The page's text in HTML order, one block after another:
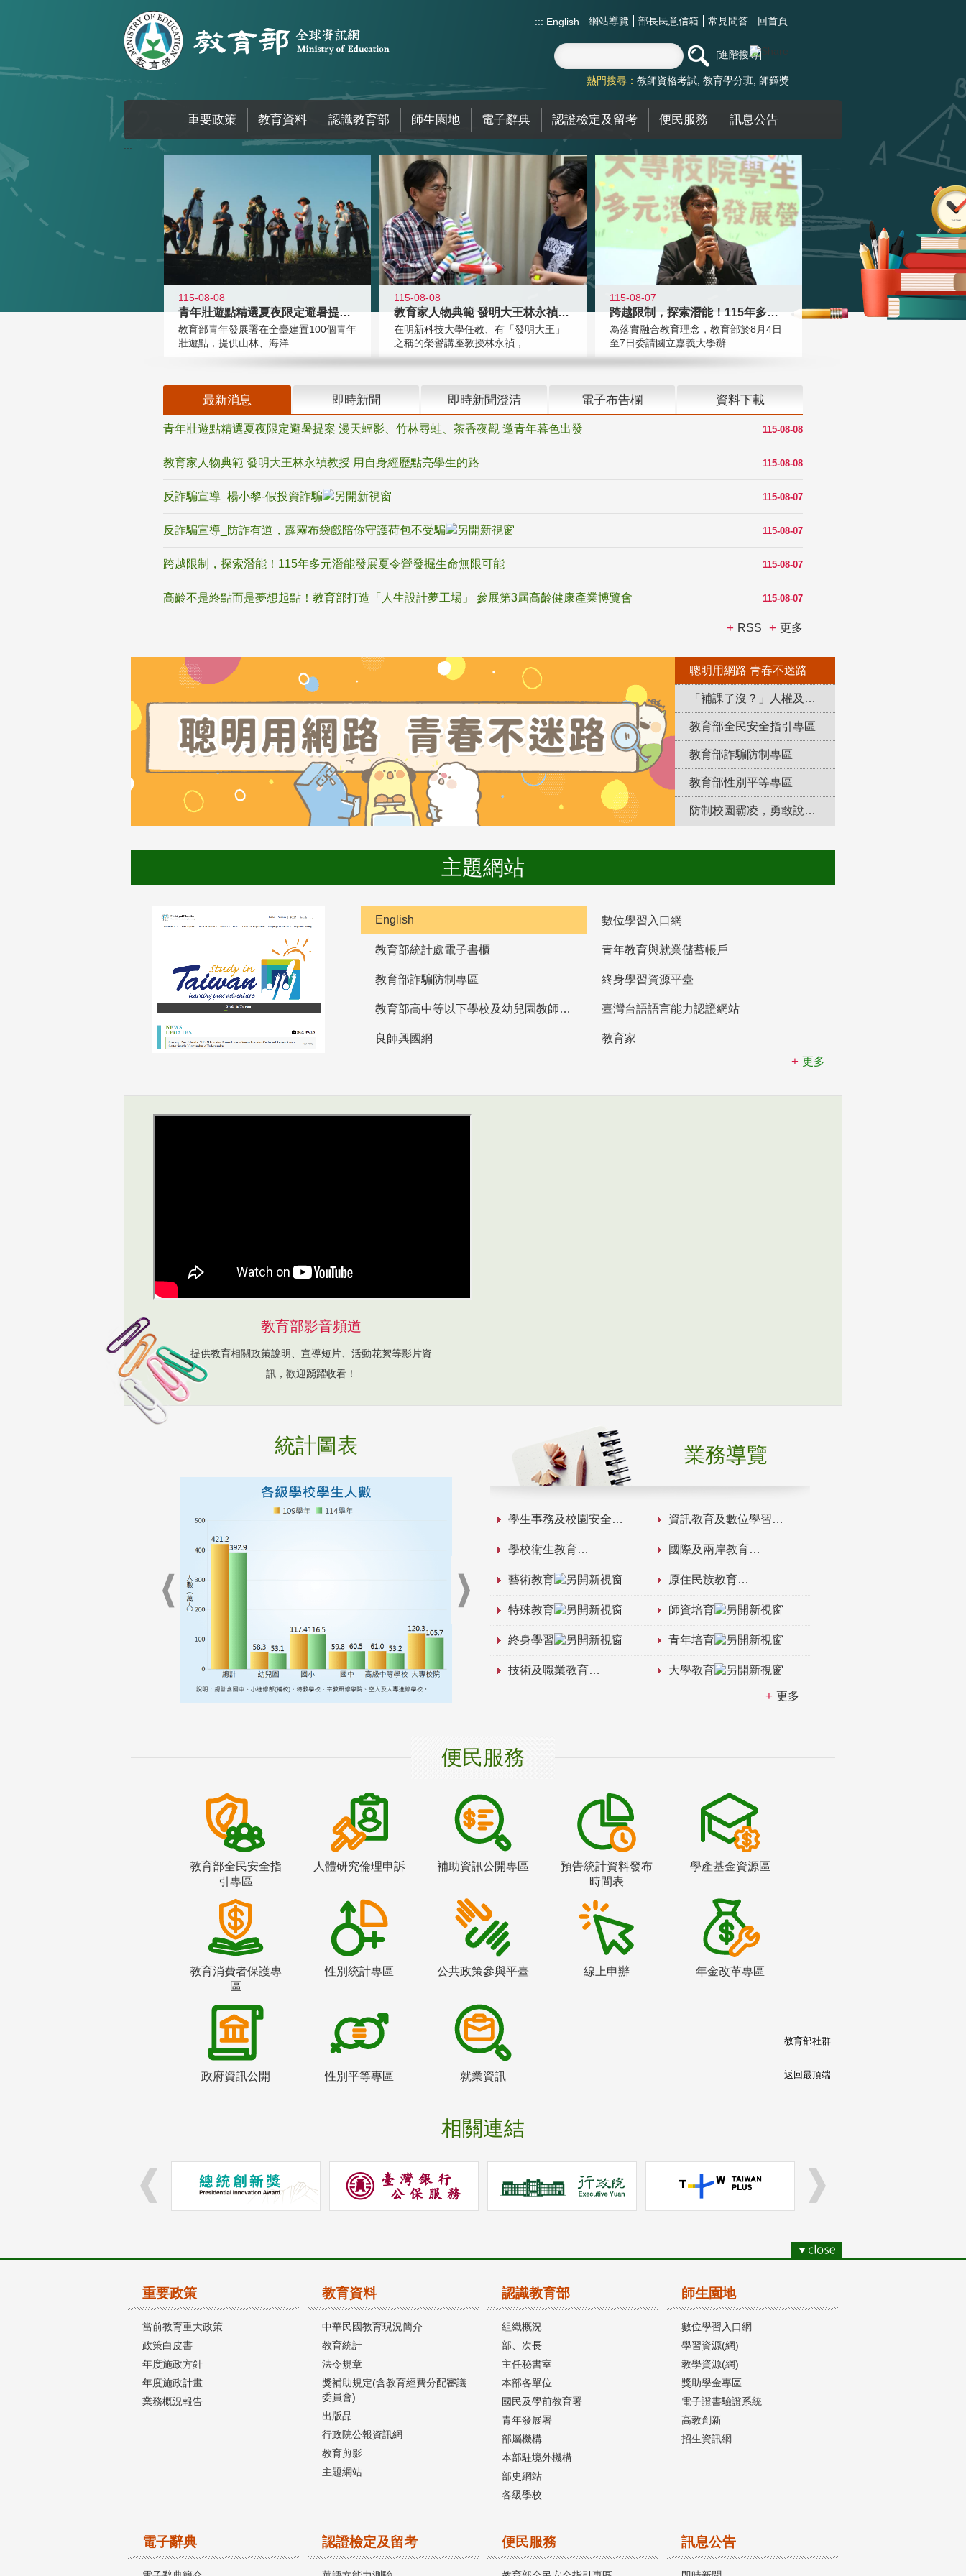
::: English 網站導覽 部長民意信箱 常見問答 回首頁
進階搜尋
熱門搜尋： 教師資格考試 教育學分班 師鐸獎
重要政策 教育資料 認識教育部 師生園地 電子辭典 認證檢定及留考 便民服務 訊息公告
:::
115-08-08
青年壯遊點精選夏夜限定避暑提案 漫
教育部青年發展署在全臺建置100個青年
壯遊點，提供山林、海洋...
115-08-08
教育家人物典範 發明大王林永禎教授
在明新科技大學任教、有「發明大王」
之稱的榮譽講座教授林永禎，...
115-08-07
跨越限制，探索潛能！115年多元潛
為落實融合教育理念，教育部於8月4日
至7日委請國立嘉義大學辦...
最新消息 即時新聞 即時新聞澄清 電子布告欄 資料下載
115-08-08
青年壯遊點精選夏夜限定避暑提案 漫天蝠影、竹林尋蛙、茶香夜觀 邀青年暮色出發
115-08-08
教育家人物典範 發明大王林永禎教授 用自身經歷點亮學生的路
115-08-07
反詐騙宣導_楊小黎-假投資詐騙
115-08-07
反詐騙宣導_防詐有道，霹靂布袋戲陪你守護荷包不受騙
115-08-07
跨越限制，探索潛能！115年多元潛能發展夏令營發掘生命無限可能
115-08-07
高齡不是終點而是夢想起點！教育部打造「人生設計夢工場」 參展第3屆高齡健康產業博覽會
RSS 更多
聰明用網路 青春不迷路
「補課了沒？」人權及轉型正義教育專區
教育部全民安全指引專區
教育部詐騙防制專區
教育部性別平等專區
防制校園霸凌，勇敢說出來！
主題網站
English 數位學習入口網
教育部統計處電子書櫃 青年教育與就業儲蓄帳戶
教育部詐騙防制專區 終身學習資源平臺
教育部高中等以下學校及幼兒園教師資格檢定考試 臺灣台語語言能力認證網站
良師興國網
教育家
更多
教育部影音頻道
提供教育相關政策說明、宣導短片、活動花絮等影片資
訊，歡迎踴躍收看！
統計圖表 業務導覽
學生事務及校園安全 資訊教育及數位學習
學校衛生教育 國際及兩岸教育
藝術教育 原住民族教育
特殊教育 師資培育
終身學習 青年培育
技術及職業教育 大學教育
更多
便民服務
教育部全民安全指
引專區
人體研究倫理申訴 補助資訊公開專區
預告統計資料發布
時間表
學產基金資源區
教育消費者保護專
區
性別統計專區 公共政策參與平臺 線上申辦 年金改革專區
政府資訊公開 性別平等專區 就業資訊
相關連結
教育部社群
返回最頂端
重要政策
當前教育重大政策
政策白皮書
年度施政方針
年度施政計畫
業務概況報告
教育資料
中華民國教育現況簡介
教育統計
法令規章
獎補助規定(含教育經費分配審議
委員會)
出版品
行政院公報資訊網
教育剪影
主題網站
認識教育部
組織概況
部、次長
主任秘書室
本部各單位
國民及學前教育署
青年發展署
部屬機構
本部駐境外機構
部史網站
各級學校
師生園地
數位學習入口網
學習資源(網)
教學資源(網)
獎助學金專區
電子證書驗證系統
高教創新
招生資訊網
電子辭典 認證檢定及留考 便民服務 訊息公告